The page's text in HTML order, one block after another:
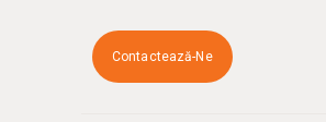
Contactează-Ne